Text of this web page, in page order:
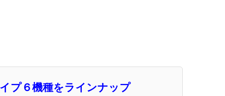
プ６機種をラインナップ